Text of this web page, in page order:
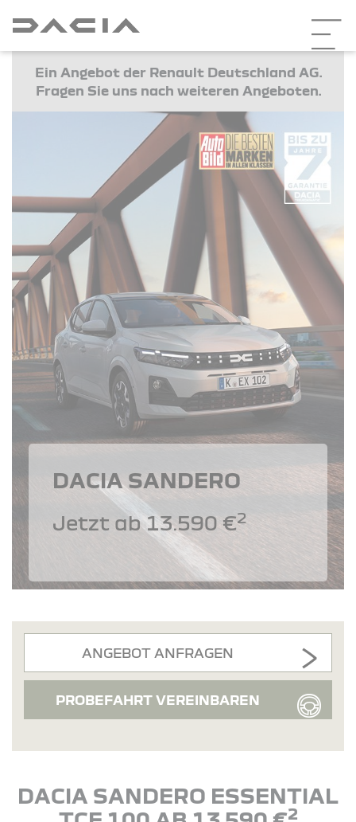
Ein Angebot der Renault Deutschland AG.
Fragen Sie uns nach weiteren Angeboten.
DACIA SANDERO
Jetzt ab 13.590 €2
ANGEBOT ANFRAGEN
PROBEFAHRT VEREINBAREN
DACIA SANDERO ESSENTIAL
2